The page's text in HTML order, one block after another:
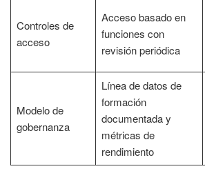
Controles de
acceso
Acceso basado en
funciones con
revisión periódica
Modelo de
gobernanza
Línea de datos de
formación
documentada y
métricas de
rendimiento